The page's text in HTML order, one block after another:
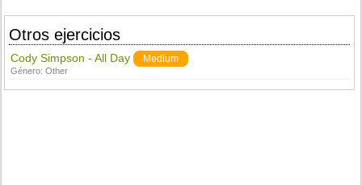
Otros ejercicios
Cody Simpson - All Day Medium
Género:Other